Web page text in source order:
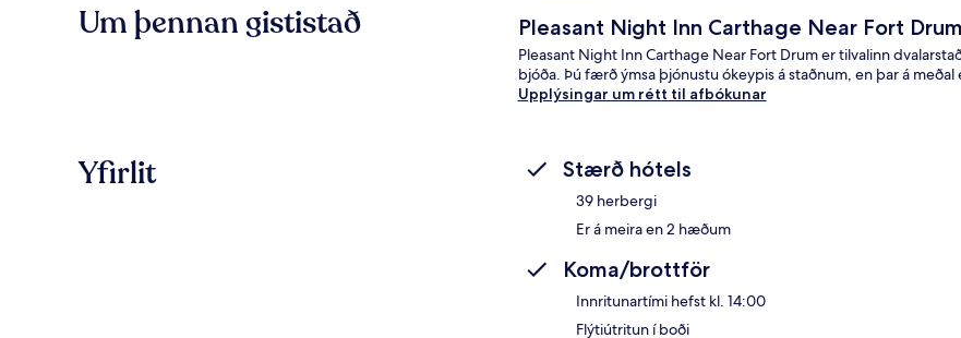
Um þennan gististað Pleasant Night Inn Carthage Near Fort Drum
Pleasant Night Inn Carthage Near Fort Drum er tilvalinn
bjóða. Þú færð ýmsa þjónustu ókeypis á staðnum, en þar á
Upplýsingar um rétt til afbókunar
Yfirlit Stærð hótels
39 herbergi
Er á meira en 2 hæðum
Koma/brottför
Innritunartími hefst kl. 14:00
Flýtiútritun í boði